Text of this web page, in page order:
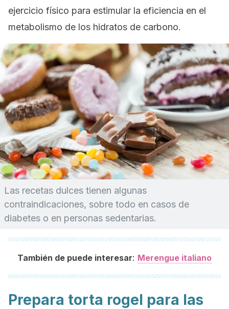
ejercicio físico para estimular la eficiencia en el
metabolismo de los hidratos de carbono.
Las recetas dulces tienen algunas
contraindicaciones, sobre todo en casos de
diabetes o en personas sedentarias.
También de puede interesar: Merengue italiano
Prepara torta rogel para las